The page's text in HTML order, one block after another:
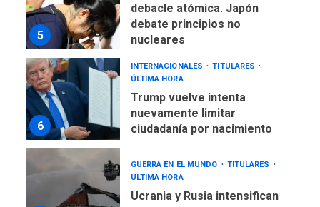
5
debacle atómica. Japón
debate principios no
nucleares
6
INTERNACIONALES
TITULARES
ÚLTIMA HORA
Trump vuelve intenta
nuevamente limitar
ciudadanía por nacimiento
GUERRA EN EL MUNDO
TITULARES
ÚLTIMA HORA
Ucrania y Rusia intensifican